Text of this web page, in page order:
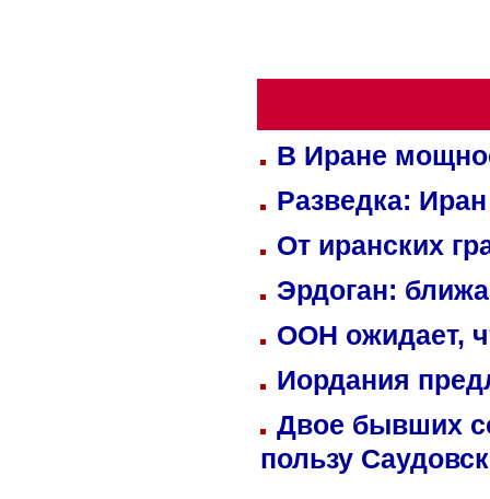
В Иране
Разведка:
От иранских
Эрдоган:
ООН ожидает,
Иордания
Двое бывших
пользу